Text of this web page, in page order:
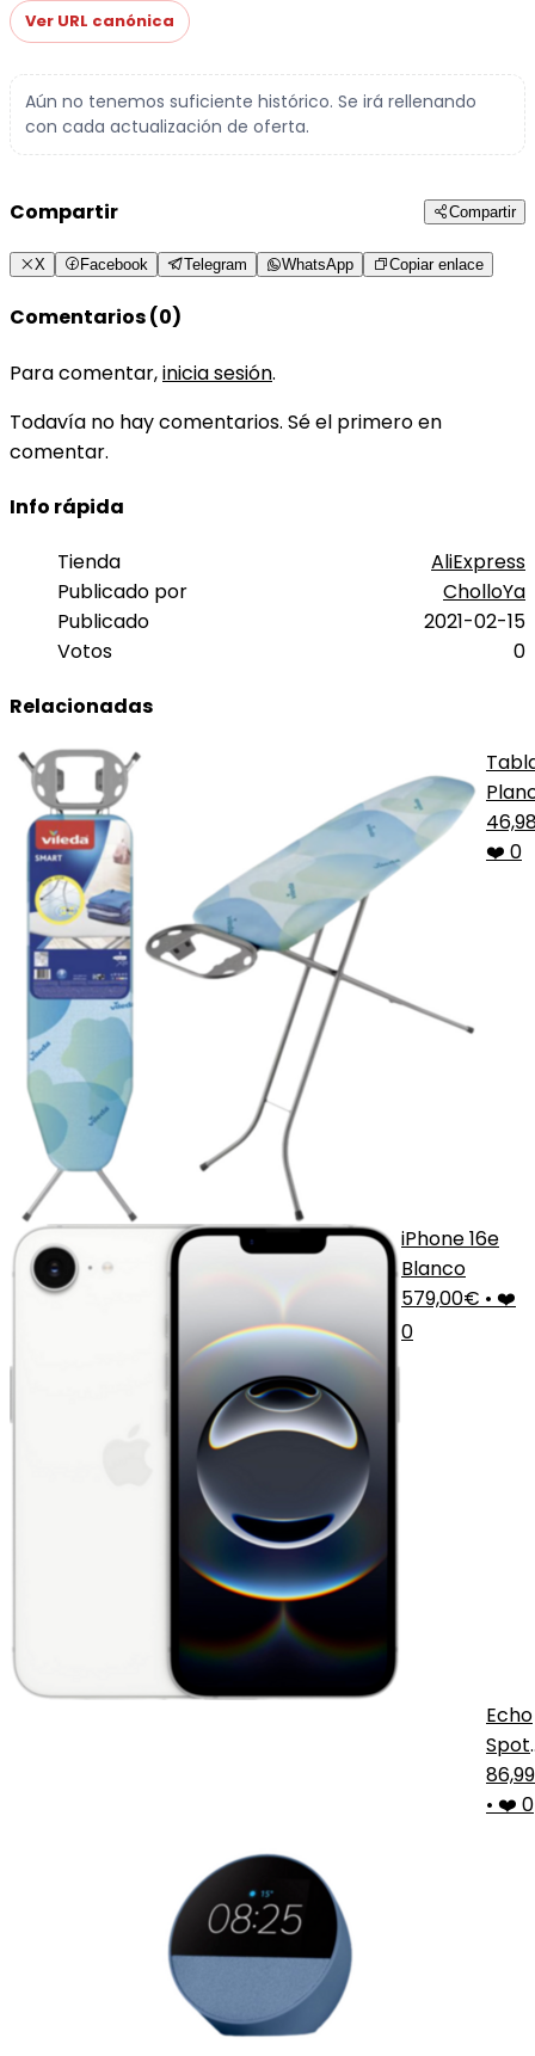
Ver URL canónica
Aún no tenemos suficiente histórico. Se irá rellenando
con cada actualización de oferta.
Compartir Compartir
X Facebook Telegram WhatsApp Copiar enlace
Comentarios (0)
Para comentar,inicia sesión.
Todavía no hay comentarios. Sé el primero en
comentar.
Info rápida
Tienda
AliExpress
Publicado por
CholloYa
Publicado
2021-02-15
Votos
0
Relacionadas
❤️ 0
iPhone 16e
Blanco
579,00€ • ❤️
0
Echo
Spot
Azul
2024
• ❤️ 0